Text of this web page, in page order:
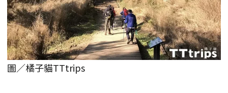
圖／橘子貓TTtrips